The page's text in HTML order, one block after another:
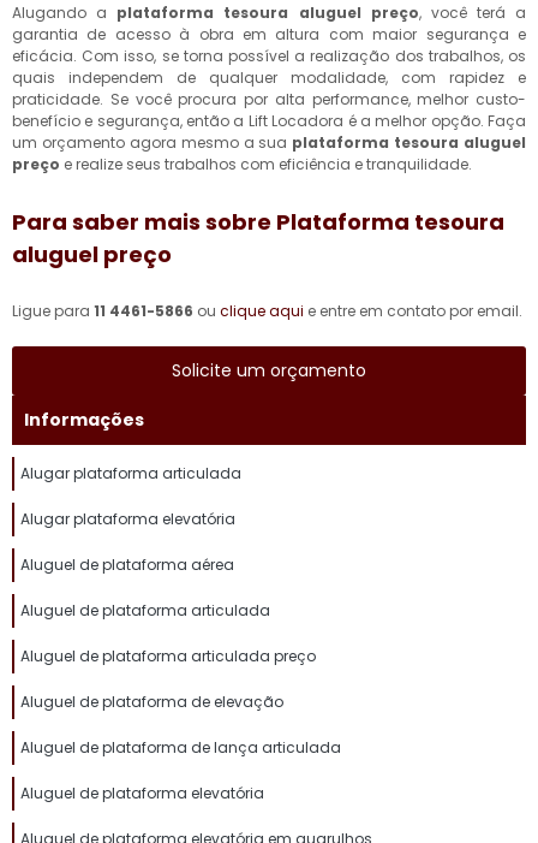
Alugando a plataforma tesoura aluguel preço, você terá a
garantia de acesso à obra em altura com maior segurança e
eficácia. Com isso, se torna possível a realização dos trabalhos, os
quais independem de qualquer modalidade, com rapidez e
praticidade. Se você procura por alta performance, melhor custo-
benefício e segurança, então a Lift Locadora é a melhor opção. Faça
um orçamento agora mesmo a sua plataforma tesoura aluguel
preço e realize seus trabalhos com eficiência e tranquilidade.
Para saber mais sobre Plataforma tesoura
aluguel preço
Ligue para 11 4461-5866 ou clique aqui e entre em contato por email.
Solicite um orçamento
Informações
Alugar plataforma articulada
Alugar plataforma elevatória
Aluguel de plataforma aérea
Aluguel de plataforma articulada
Aluguel de plataforma articulada preço
Aluguel de plataforma de elevação
Aluguel de plataforma de lança articulada
Aluguel de plataforma elevatória
Aluguel de plataforma elevatória em guarulhos